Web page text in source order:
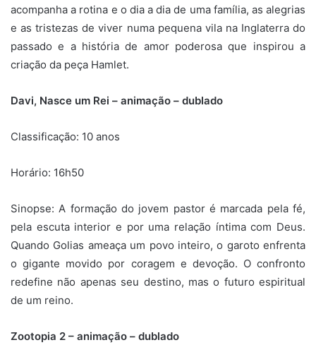
acompanha a rotina e o dia a dia de uma família, as alegrias
e as tristezas de viver numa pequena vila na Inglaterra do
passado e a história de amor poderosa que inspirou a
criação da peça Hamlet.
Davi, Nasce um Rei – animação – dublado
Classificação: 10 anos
Horário: 16h50
Sinopse: A formação do jovem pastor é marcada pela fé,
pela escuta interior e por uma relação íntima com Deus.
Quando Golias ameaça um povo inteiro, o garoto enfrenta
o gigante movido por coragem e devoção. O confronto
redefine não apenas seu destino, mas o futuro espiritual
de um reino.
Zootopia 2 – animação – dublado